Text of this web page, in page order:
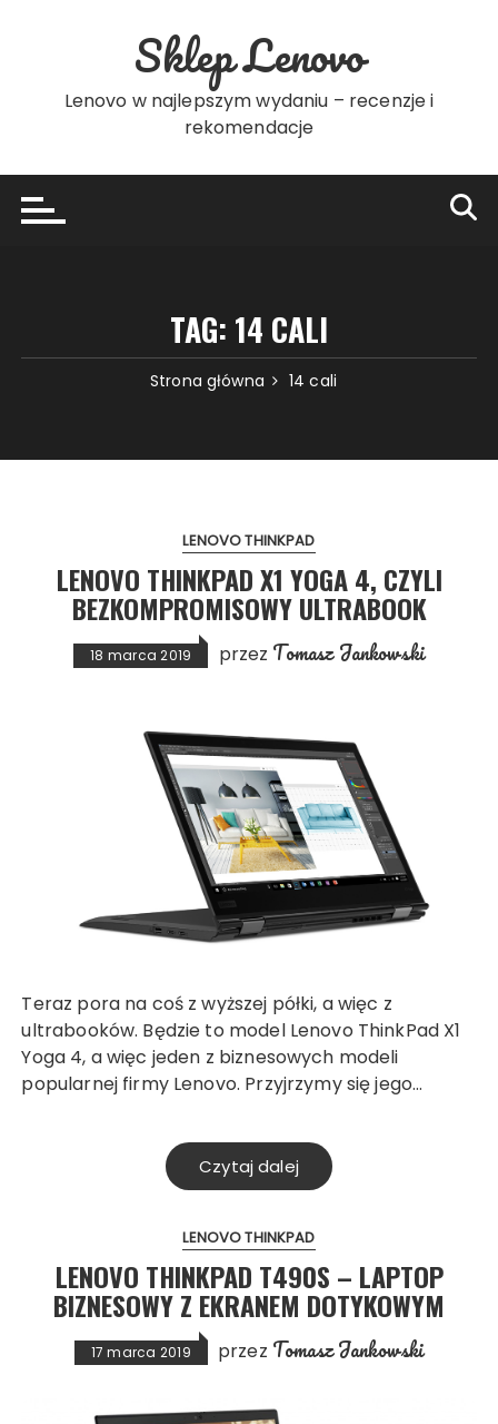
Sklep Lenovo
Lenovo w najlepszym wydaniu – recenzje i
rekomendacje
TAG: 14 CALI
Strona główna 14 cali
LENOVO THINKPAD
LENOVO THINKPAD X1 YOGA 4, CZYLI
BEZKOMPROMISOWY ULTRABOOK
18 marca 2019 przez Tomasz Jankowski
Teraz pora na coś z wyższej półki, a więc z
ultrabooków. Będzie to model Lenovo ThinkPad X1
Yoga 4, a więc jeden z biznesowych modeli
popularnej firmy Lenovo. Przyjrzymy się jego…
Czytaj dalej
LENOVO THINKPAD
LENOVO THINKPAD T490S – LAPTOP
BIZNESOWY Z EKRANEM DOTYKOWYM
17 marca 2019 przez Tomasz Jankowski